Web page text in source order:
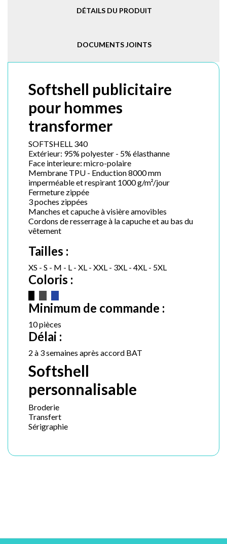
DÉTAILS DU PRODUIT
DOCUMENTS JOINTS
Softshell publicitaire
pour hommes
transformer
SOFTSHELL 340
Extérieur: 95% polyester - 5% élasthanne
Face interieure: micro-polaire
Membrane TPU - Enduction 8000 mm
imperméable et respirant 1000 g/m²/jour
Fermeture zippée
3 poches zippées
Manches et capuche à visière amovibles
Cordons de resserrage à la capuche et au bas du
vêtement
Tailles :
XS - S - M - L - XL - XXL - 3XL - 4XL - 5XL
Coloris :
Minimum de commande :
10 pièces
Délai :
2 à 3 semaines après accord BAT
Softshell
personnalisable
Broderie
Transfert
Sérigraphie